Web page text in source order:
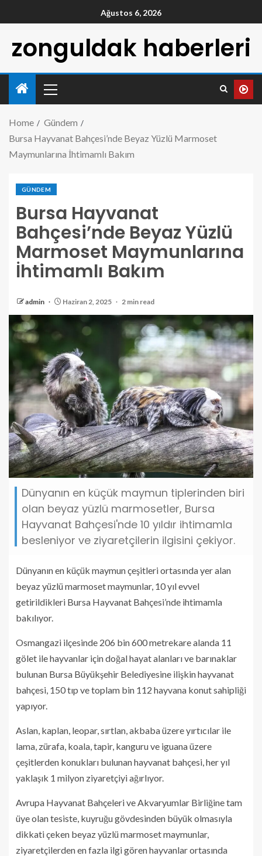
Ağustos 6, 2026
zonguldak haberleri
Home
Gündem
Bursa Hayvanat Bahçesi’nde Beyaz Yüzlü Marmoset
Maymunlarına İhtimamlı Bakım
GÜNDEM
Bursa Hayvanat
Bahçesi’nde Beyaz Yüzlü
Marmoset Maymunlarına
İhtimamlı Bakım
admin Haziran 2, 2025 2 min read
Dünyanın en küçük maymun tiplerinden biri
olan beyaz yüzlü marmosetler, Bursa
Hayvanat Bahçesi'nde 10 yıldır ihtimamla
besleniyor ve ziyaretçilerin ilgisini çekiyor.
Dünyanın en küçük maymun çeşitleri ortasında yer alan
beyaz yüzlü marmoset maymunlar, 10 yıl evvel
getirildikleri Bursa Hayvanat Bahçesi’nde ihtimamla
bakılıyor.
Osmangazi ilçesinde 206 bin 600 metrekare alanda 11
gölet ile hayvanlar için doğal hayat alanları ve barınaklar
bulunan Bursa Büyükşehir Belediyesine ilişkin hayvanat
bahçesi, 150 tıp ve toplam bin 112 hayvana konut sahipliği
yapıyor.
Aslan, kaplan, leopar, sırtlan, akbaba üzere yırtıcılar ile
lama, zürafa, koala, tapir, kanguru ve iguana üzere
çeşitlerden konukları bulunan hayvanat bahçesi, her yıl
yaklaşık 1 milyon ziyaretçiyi ağırlıyor.
Avrupa Hayvanat Bahçeleri ve Akvaryumlar Birliğine tam
üye olan tesiste, kuyruğu gövdesinden büyük olmasıyla
dikkati çeken beyaz yüzlü marmoset maymunlar,
ziyaretçilerden en fazla ilgi gören hayvanlar ortasında